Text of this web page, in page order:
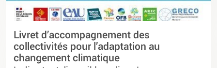
Livret d’accompagnement des
collectivités pour l’adaptation au
changement climatique